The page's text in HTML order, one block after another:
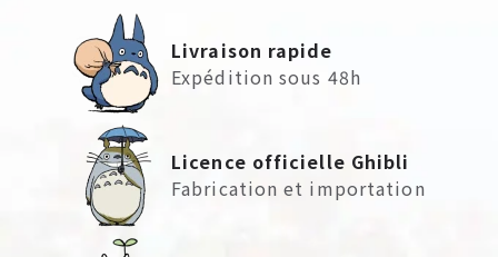
Livraison rapide
Expédition sous 48h
Licence officielle Ghibli
Fabrication et importation